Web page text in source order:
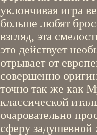
уклончивая игра
больше любят
взгляд, эта
это действует
отрывает от
совершенно
точно так же как
классической
очаровательно
сферу